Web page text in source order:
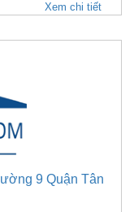
Xem chi tiết
9 Quận Tân